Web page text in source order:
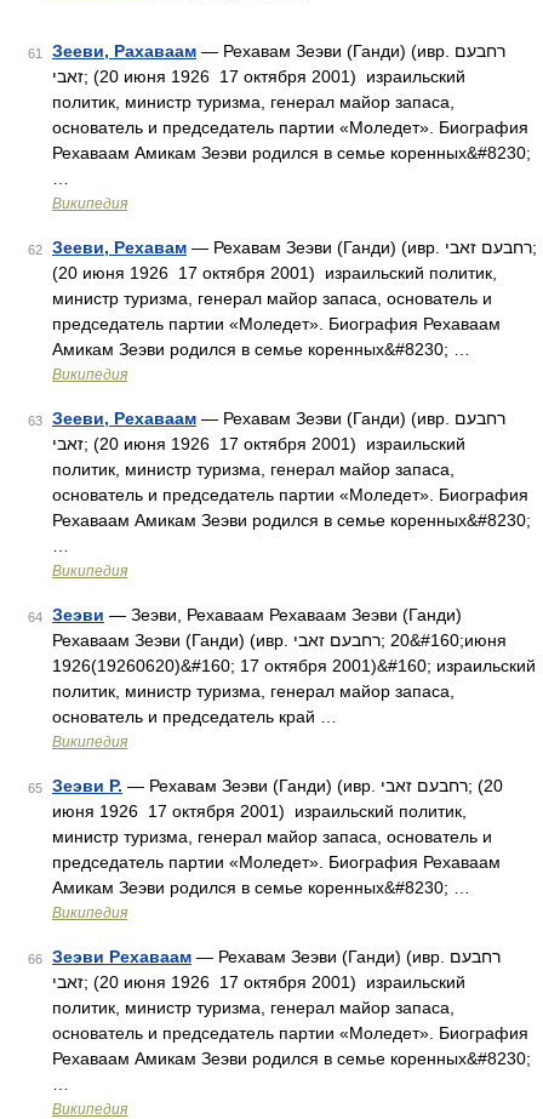
61 Зееви, Рахаваам — Рехавам Зеэви (Ганди) (ивр. רחבעם
זאבי‎; (20 июня 1926 17 октября 2001) израильский
политик, министр туризма, генерал майор запаса,
основатель и председатель партии «Моледет». Биография
Рехаваам Амикам Зеэви родился в семье коренных&#8230;
Википедия
62 Зееви, Рехавам — Рехавам Зеэви (Ганди) (ивр. רחבעם זאבי‎;
(20 июня 1926 17 октября 2001) израильский политик,
министр туризма, генерал майор запаса, основатель и
председатель партии «Моледет». Биография Рехаваам
Амикам Зеэви родился в семье коренных&#8230; …
Википедия
63 Зееви, Рехаваам — Рехавам Зеэви (Ганди) (ивр. רחבעם
זאבי‎; (20 июня 1926 17 октября 2001) израильский
политик, министр туризма, генерал майор запаса,
основатель и председатель партии «Моледет». Биография
Рехаваам Амикам Зеэви родился в семье коренных&#8230;
Википедия
64 Зеэви — Зеэви, Рехаваам Рехаваам Зеэви (Ганди)
Рехаваам Зеэви (Ганди) (ивр. רחבעם זאבי‎‎; 20&#160;июня
1926(19260620)&#160; 17 октября 2001)&#160; израильский
политик, министр туризма, генерал майор запаса,
основатель и председатель край …
Википедия
65 Зеэви Р. — Рехавам Зеэви (Ганди) (ивр. רחבעם זאבי‎; (20
июня 1926 17 октября 2001) израильский политик,
министр туризма, генерал майор запаса, основатель и
председатель партии «Моледет». Биография Рехаваам
Амикам Зеэви родился в семье коренных&#8230; …
Википедия
66 Зеэви Рехаваам — Рехавам Зеэви (Ганди) (ивр. רחבעם
זאבי‎; (20 июня 1926 17 октября 2001) израильский
политик, министр туризма, генерал майор запаса,
основатель и председатель партии «Моледет». Биография
Рехаваам Амикам Зеэви родился в семье коренных&#8230;
Википедия